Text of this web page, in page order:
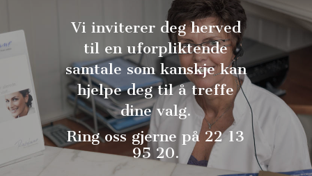
Vi inviterer deg herved
til en uforpliktende
samtale som kanskje kan
hjelpe deg til å treffe
dine valg.
Ring oss gjerne på 22 13
95 20.